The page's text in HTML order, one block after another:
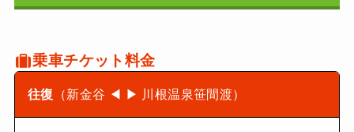
乗車チケット料金
往復 （新金谷 ◀ ▶ 川根温泉笹間渡）